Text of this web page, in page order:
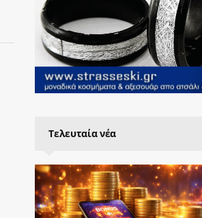
Τελευταία νέα